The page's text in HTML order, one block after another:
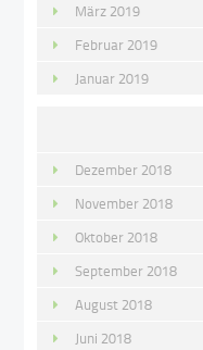
März 2019
Februar 2019
Januar 2019
Dezember 2018
November 2018
Oktober 2018
September 2018
August 2018
Juni 2018